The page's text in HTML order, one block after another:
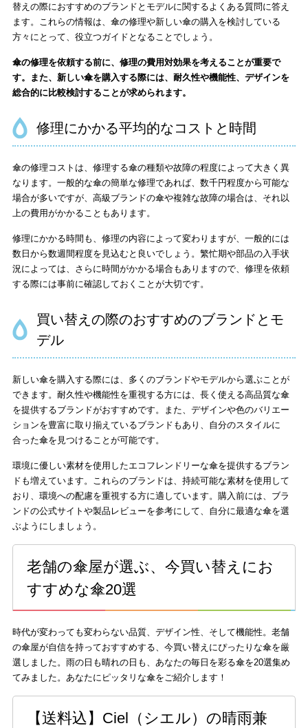
替えの際におすすめのブランドとモデルに関するよくある質問に答え
ます。これらの情報は、傘の修理や新しい傘の購入を検討している
方々にとって、役立つガイドとなることでしょう。
傘の修理を依頼する前に、修理の費用対効果を考えることが重要で
す。また、新しい傘を購入する際には、耐久性や機能性、デザインを
総合的に比較検討することが求められます。
修理にかかる平均的なコストと時間
傘の修理コストは、修理する傘の種類や故障の程度によって大きく異
なります。一般的な傘の簡単な修理であれば、数千円程度から可能な
場合が多いですが、高級ブランドの傘や複雑な故障の場合は、それ以
上の費用がかかることもあります。
修理にかかる時間も、修理の内容によって変わりますが、一般的には
数日から数週間程度を見込むと良いでしょう。繁忙期や部品の入手状
況によっては、さらに時間がかかる場合もありますので、修理を依頼
する際には事前に確認しておくことが大切です。
買い替えの際のおすすめのブランドとモ
デル
新しい傘を購入する際には、多くのブランドやモデルから選ぶことが
できます。耐久性や機能性を重視する方には、長く使える高品質な傘
を提供するブランドがおすすめです。また、デザインや色のバリエー
ションを豊富に取り揃えているブランドもあり、自分のスタイルに
合った傘を見つけることが可能です。
環境に優しい素材を使用したエコフレンドリーな傘を提供するブラン
ドも増えています。これらのブランドは、持続可能な素材を使用して
おり、環境への配慮を重視する方に適しています。購入前には、ブラ
ンドの公式サイトや製品レビューを参考にして、自分に最適な傘を選
ぶようにしましょう。
老舗の傘屋が選ぶ、今買い替えにお
すすめな傘20選
時代が変わっても変わらない品質、デザイン性、そして機能性。老舗
の傘屋が自信を持っておすすめする、今買い替えにぴったりな傘を厳
選しました。雨の日も晴れの日も、あなたの毎日を彩る傘を20選集め
てみました。あなたにピッタリな傘をご紹介します！
【送料込】Ciel（シエル）の晴雨兼